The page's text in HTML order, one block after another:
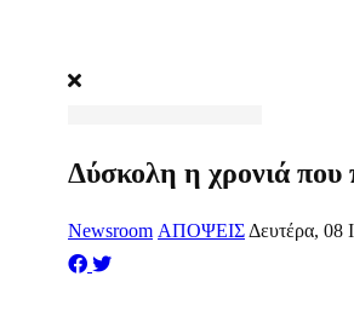
Δύσκολη η χρονιά που
Newsroom ΑΠΟΨΕΙΣ Δευτέρα, 08